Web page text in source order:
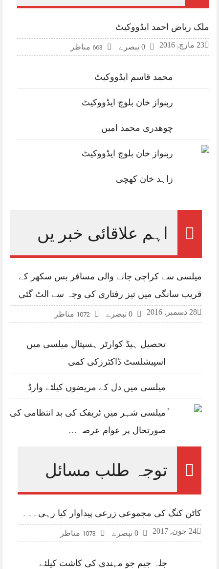
ملک ریاض احمد ایڈووکیٹ
23 مارچ, 2016 663 مناظر
محمد قاسم ایڈووکیٹ
ربنواز خان بلوچ ایڈووکیٹ
چوھدری محمد امین
ربنواز خان بلوچ ایڈووکیٹ
زاہد خان کھچی
اہم علاقائی خبر یں
میلسی سے کراچی جانے والی مسافر بس سکھر کے
قریب سانگی میں تیز رفتاری کی وجہ سے الٹ گئی
28 دسمبر, 2016 1072 مناظر
تحصیل ہیڈ کوارٹر ہسپتال میلسی میں
اسپیشلسٹ ڈاکٹرزکی کمی
میلسی میں دل کے مریضوں کیلئے وارڈ
ًمیلسی شہر میں ٹریفک کی بد انتظامی کی
صورتحال پر عوام عرصہ…
توجہ طلب مسائل
کاٹن کنگ کی مجموعی زرعی پیداوار کیا رہی۔۔۔
24 جون, 2017 1073 مناظر
جلہ جیم جو مہندی کی کاشت کیلئے